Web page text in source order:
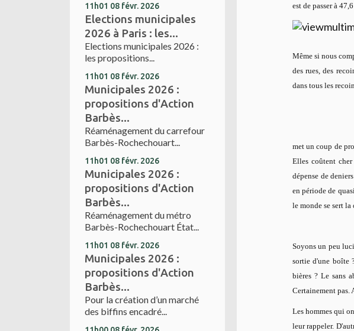
11h01 08 févr. 2026
Elections municipales
2026 à Paris : les...
Elections municipales 2026 :
les propositions...
11h01 08 févr. 2026
Municipales 2026 :
propositions d'Action
Barbès...
Réaménagement du carrefour
Barbès-Rochechouart...
11h01 08 févr. 2026
Municipales 2026 :
propositions d'Action
Barbès...
Réaménagement du métro
Barbès-Rochechouart État...
11h01 08 févr. 2026
Municipales 2026 :
propositions d'Action
Barbès...
Pour la création d’un marché
des biffins encadré...
est de passer à
Même si nous
des rues, des
dans tous les
met un coup de
Elles coûtent
dépense de
en période de
le monde se sert la
Soyons un peu
sortie d'une boîte
bières ? Le sans
Certainement pas.
Les hommes qui
leur rappeler.